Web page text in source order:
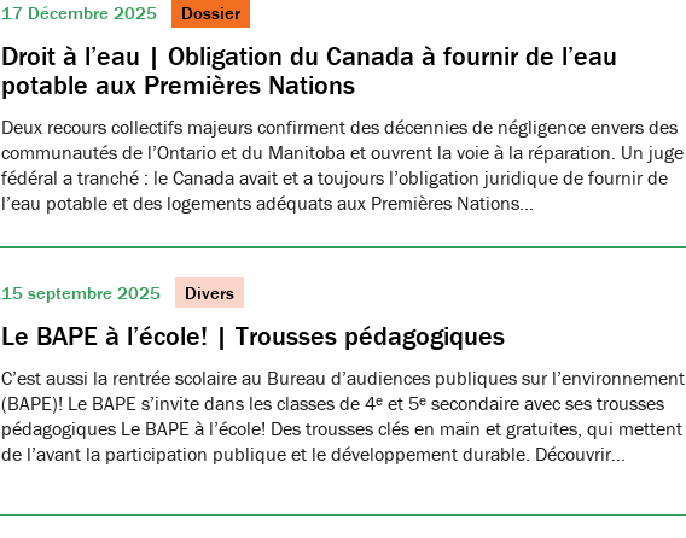
17 Décembre 2025 Dossier
Droit à l’eau | Obligation du Canada à fournir de l’eau
potable aux Premières Nations
Deux recours collectifs majeurs confirment des décennies de négligence envers des
communautés de l’Ontario et du Manitoba et ouvrent la voie à la réparation. Un juge
fédéral a tranché : le Canada avait et a toujours l’obligation juridique de fournir de
l’eau potable et des logements adéquats aux Premières Nations…
15 septembre 2025 Divers
Le BAPE à l’école! | Trousses pédagogiques
C’est aussi la rentrée scolaire au Bureau d’audiences publiques sur l’environnement
(BAPE)! Le BAPE s’invite dans les classes de 4ᵉ et 5ᵉ secondaire avec ses trousses
pédagogiques Le BAPE à l’école! Des trousses clés en main et gratuites, qui mettent
de l’avant la participation publique et le développement durable. Découvrir…